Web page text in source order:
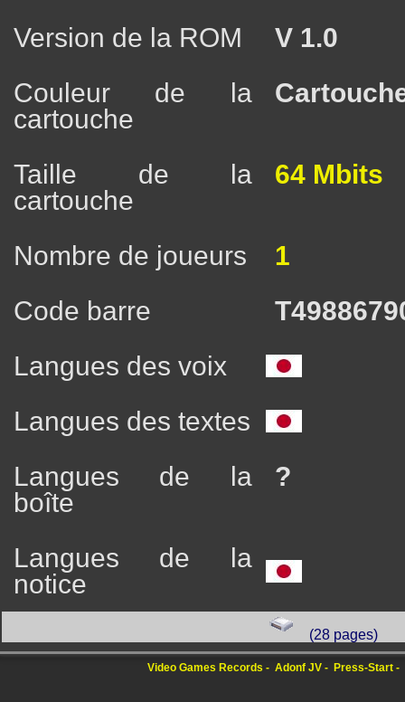
Version de la ROM
V 1.0
Couleur de la
cartouche
Taille de la
cartouche
64 Mbits
Nombre de joueurs
1
Code barre
Langues des voix
Langues des textes
Langues de la
boîte
?
Langues de la
notice
(28 pages)
Video Games Records Adonf JV Press-Start